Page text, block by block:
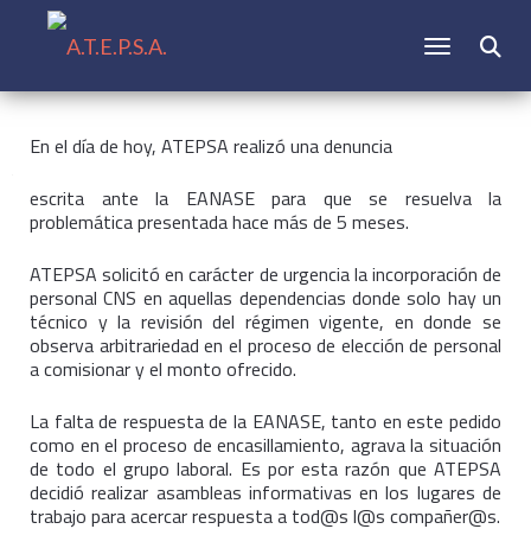
CAMBIAR
En el día de hoy, ATEPSA realizó una denuncia
escrita ante la EANASE para que se resuelva la
problemática presentada hace más de 5 meses.
ATEPSA solicitó en carácter de urgencia la incorporación de
personal CNS en aquellas dependencias donde solo hay un
técnico y la revisión del régimen vigente, en donde se
observa arbitrariedad en el proceso de elección de personal
a comisionar y el monto ofrecido.
La falta de respuesta de la EANASE, tanto en este pedido
como en el proceso de encasillamiento, agrava la situación
de todo el grupo laboral. Es por esta razón que ATEPSA
decidió realizar asambleas informativas en los lugares de
trabajo para acercar respuesta a tod@s l@s compañer@s.